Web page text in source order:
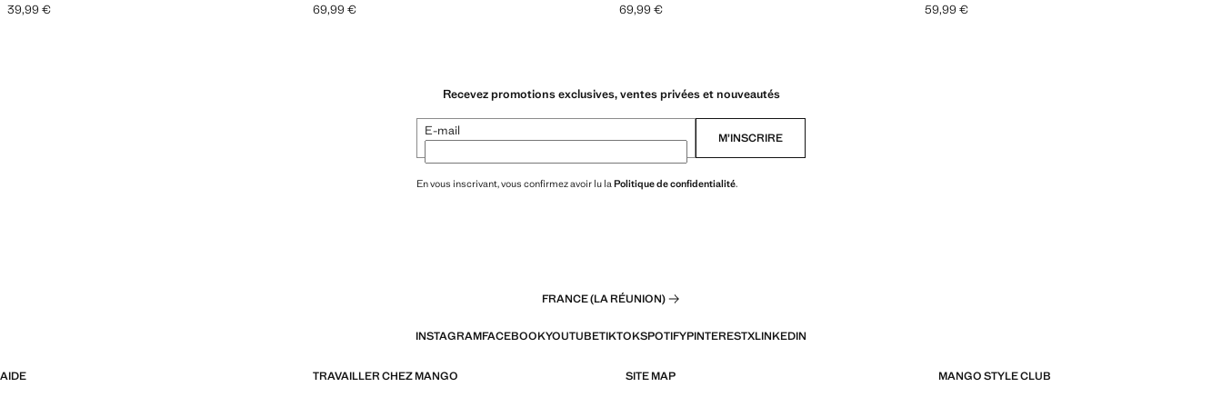
Prix actuel [39,99 € ]
39,99 € Prix actuel [69,99 € ]
69,99 € Prix actuel [69,99 € ]
69,99 € Prix actuel [59,99 € ]
59,99 €
Recevez promotions exclusives, ventes privées et nouveautés
E-mail M’INSCRIRE
En vous inscrivant, vous confirmez avoir lu la Politique de confidentialité.
FRANCE (LA RÉUNION)
INSTAGRAMFACEBOOKYOUTUBETIKTOKSPOTIFYPINTERESTXLINKEDIN
AIDE TRAVAILLER CHEZ MANGO SITE MAP MANGO STYLE CLUB